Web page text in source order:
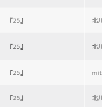
『25』 北
『25』 北
『25』
『25』 北